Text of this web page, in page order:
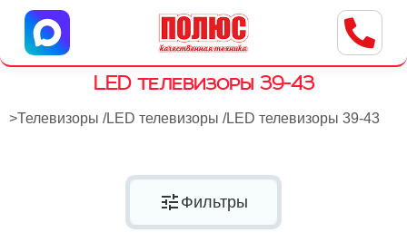
Центр бытовой техники
г. Ульяновск, ул. Пушкарева, 8a
LED телевизоры 39-43
>Телевизоры /LED телевизоры /LED телевизоры 39-43
tune Фильтры